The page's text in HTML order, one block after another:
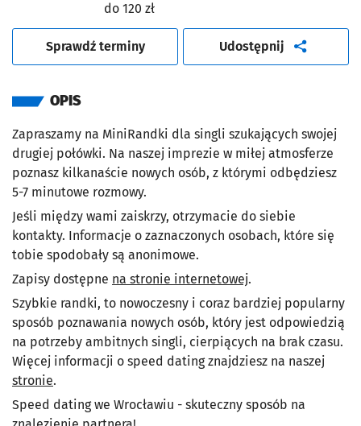
do 120 zł
Sprawdź terminy Udostępnij artykuł
OPIS
Zapraszamy na MiniRandki dla singli szukających swojej
drugiej połówki. Na naszej imprezie w miłej atmosferze
poznasz kilkanaście nowych osób, z którymi odbędziesz
5-7 minutowe rozmowy.
Jeśli między wami zaiskrzy, otrzymacie do siebie
kontakty. Informacje o zaznaczonych osobach, które się
tobie spodobały są anonimowe.
Zapisy dostępne na stronie internetowej.
Szybkie randki, to nowoczesny i coraz bardziej popularny
sposób poznawania nowych osób, który jest odpowiedzią
na potrzeby ambitnych singli, cierpiących na brak czasu.
Więcej informacji o speed dating znajdziesz na naszej
stronie.
Speed dating we Wrocławiu - skuteczny sposób na